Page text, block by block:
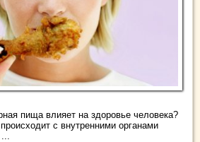
пища влияет на здоровье человека?
с внутренними органами